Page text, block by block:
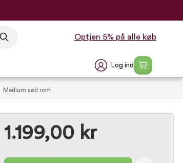
Optjen 5% på alle køb
Log ind
Medium sød rom
1.199,00 kr